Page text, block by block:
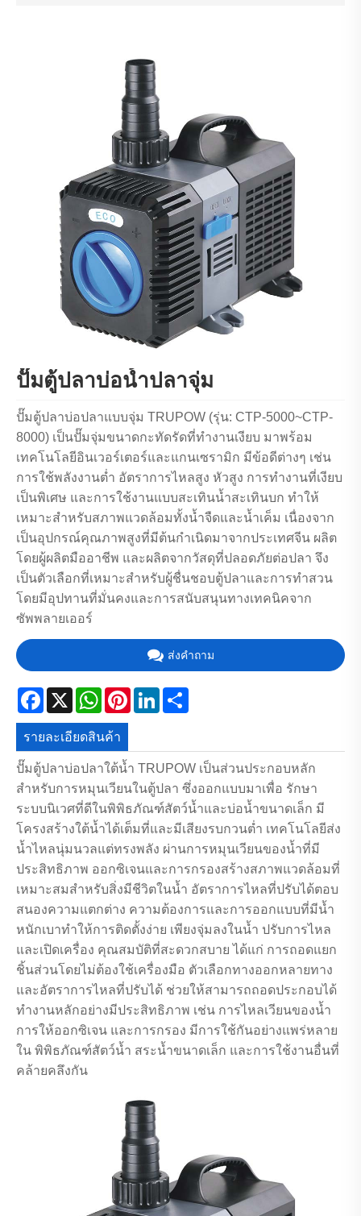
ปั๊มตู้ปลาบ่อน้ำปลาจุ่ม
ปั๊มตู้ปลาบ่อปลาแบบจุ่ม TRUPOW (รุ่น: CTP-5000~CTP-
8000) เป็นปั๊มจุ่มขนาดกะทัดรัดที่ทำงานเงียบ มาพร้อม
เทคโนโลยีอินเวอร์เตอร์และแกนเซรามิก มีข้อดีต่างๆ เช่น
การใช้พลังงานต่ำ อัตราการไหลสูง หัวสูง การทำงานที่เงียบ
เป็นพิเศษ และการใช้งานแบบสะเทินน้ำสะเทินบก ทำให้
เหมาะสำหรับสภาพแวดล้อมทั้งน้ำจืดและน้ำเค็ม เนื่องจาก
เป็นอุปกรณ์คุณภาพสูงที่มีต้นกำเนิดมาจากประเทศจีน ผลิต
โดยผู้ผลิตมืออาชีพ และผลิตจากวัสดุที่ปลอดภัยต่อปลา จึง
เป็นตัวเลือกที่เหมาะสำหรับผู้ชื่นชอบตู้ปลาและการทำสวน
โดยมีอุปทานที่มั่นคงและการสนับสนุนทางเทคนิคจาก
ซัพพลายเออร์
ส่งคำถาม
Facebook
X WhatsApp
PinterestLinkedIn
รายละเอียดสินค้า
ปั๊มตู้ปลาบ่อปลาใต้น้ำ TRUPOW เป็นส่วนประกอบหลัก
สำหรับการหมุนเวียนในตู้ปลา ซึ่งออกแบบมาเพื่อ รักษา
ระบบนิเวศที่ดีในพิพิธภัณฑ์สัตว์น้ำและบ่อน้ำขนาดเล็ก มี
โครงสร้างใต้น้ำได้เต็มที่และมีเสียงรบกวนต่ำ เทคโนโลยีส่ง
น้ำไหลนุ่มนวลแต่ทรงพลัง ผ่านการหมุนเวียนของน้ำที่มี
ประสิทธิภาพ ออกซิเจนและการกรองสร้างสภาพแวดล้อมที่
เหมาะสมสำหรับสิ่งมีชีวิตในน้ำ อัตราการไหลที่ปรับได้ตอบ
สนองความแตกต่าง ความต้องการและการออกแบบที่มีน้ำ
หนักเบาทำให้การติดตั้งง่าย เพียงจุ่มลงในน้ำ ปรับการไหล
และเปิดเครื่อง คุณสมบัติที่สะดวกสบาย ได้แก่ การถอดแยก
ชิ้นส่วนโดยไม่ต้องใช้เครื่องมือ ตัวเลือกทางออกหลายทาง
และอัตราการไหลที่ปรับได้ ช่วยให้สามารถถอดประกอบได้
ทำงานหลักอย่างมีประสิทธิภาพ เช่น การไหลเวียนของน้ำ
การให้ออกซิเจน และการกรอง มีการใช้กันอย่างแพร่หลาย
ใน พิพิธภัณฑ์สัตว์น้ำ สระน้ำขนาดเล็ก และการใช้งานอื่นที่
คล้ายคลึงกัน